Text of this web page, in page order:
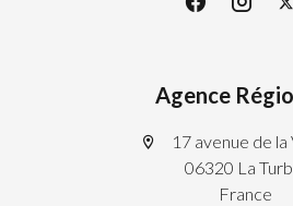
Agence
17 avenue de
06320 La
France